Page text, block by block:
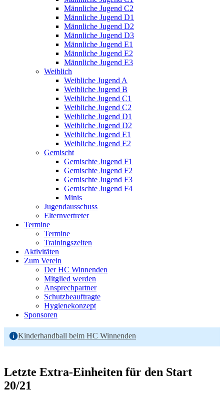
Männliche Jugend C2
Männliche Jugend D1
Männliche Jugend D2
Männliche Jugend D3
Männliche Jugend E1
Männliche Jugend E2
Männliche Jugend E3
Weiblich
Weibliche Jugend A
Weibliche Jugend B
Weibliche Jugend C1
Weibliche Jugend C2
Weibliche Jugend D1
Weibliche Jugend D2
Weibliche Jugend E1
Weibliche Jugend E2
Gemischt
Gemischte Jugend F1
Gemischte Jugend F2
Gemischte Jugend F3
Gemischte Jugend F4
Minis
Jugendausschuss
Elternvertreter
Termine
Termine
Trainingszeiten
Aktivitäten
Zum Verein
Der HC Winnenden
Mitglied werden
Ansprechpartner
Schutzbeauftragte
Hygienekonzept
Sponsoren
Kinderhandball beim HC Winnenden
Letzte Extra-Einheiten für den Start
20/21